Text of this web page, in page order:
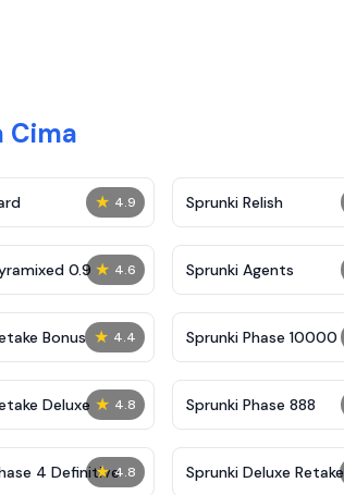
Cima
★ 4.9 Sprunki Relish
★ 4.6
0.9 Sprunki Agents
★ 4.4
Bonus Sprunki Phase 10000
★ 4.8
Deluxe Sprunki Phase 888
★ 4.8
4 Definitive Sprunki Deluxe Retake